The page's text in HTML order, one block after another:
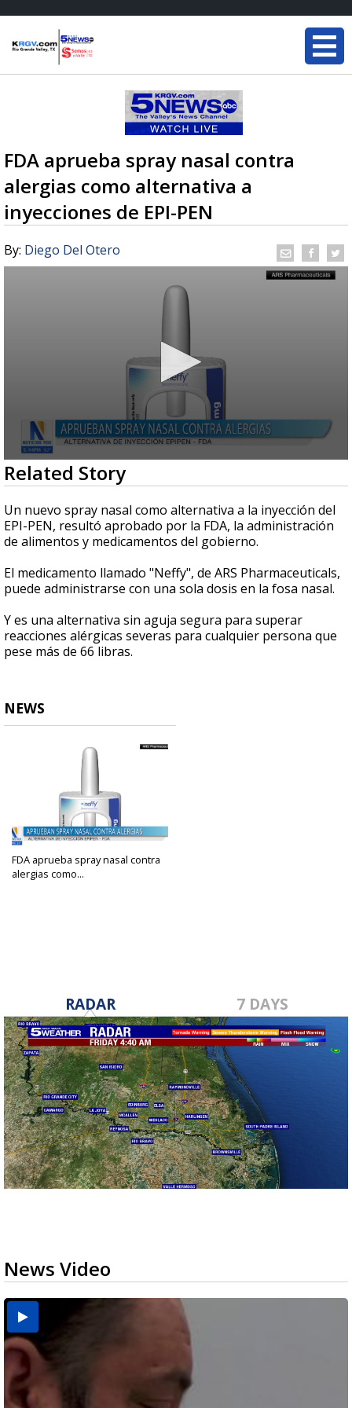
FDA aprueba spray nasal contra
alergias como alternativa a
inyecciones de EPI-PEN
By: Diego Del Otero
0
seconds
of
25
seconds
Related Story
Un nuevo spray nasal como alternativa a la inyección del
EPI-PEN, resultó aprobado por la FDA, la administración
de alimentos y medicamentos del gobierno.
El medicamento llamado "Neffy", de ARS Pharmaceuticals,
puede administrarse con una sola dosis en la fosa nasal.
Y es una alternativa sin aguja segura para superar
reacciones alérgicas severas para cualquier persona que
pese más de 66 libras.
NEWS
FDA aprueba spray nasal contra
alergias como...
RADAR 7 DAYS
News Video